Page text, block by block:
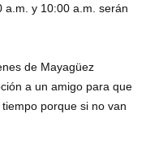
a.m. y 10:00 a.m. serán
de Mayagüez
a un amigo para que
porque si no van